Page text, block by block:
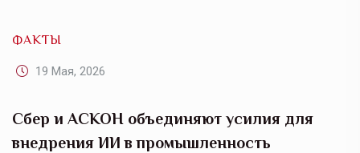
ФАКТЫ
19 Мая, 2026
Сбер и АСКОН объединяют усилия для
внедрения ИИ в промышленность